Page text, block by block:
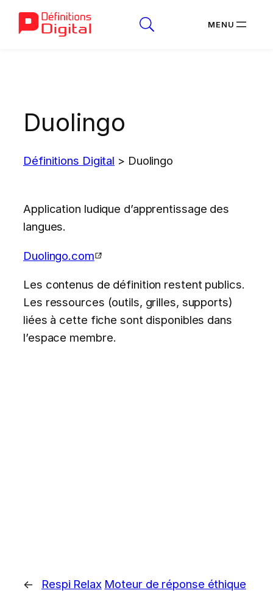
Duolingo
Définitions Digital > Duolingo
Application ludique d’apprentissage des
langues.
Duolingo.com
Les contenus de définition restent publics.
Les ressources (outils, grilles, supports)
liées à cette fiche sont disponibles dans
l’espace membre.
←
Respi Relax Moteur de réponse éthique